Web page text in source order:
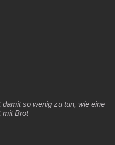
so wenig zu tun, wie eine
mit Brot